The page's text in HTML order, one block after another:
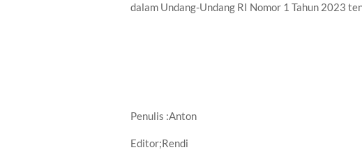
dalam Undang-Undang RI Nomor 1 Tahun 2023
Penulis :Anton
Editor;Rendi